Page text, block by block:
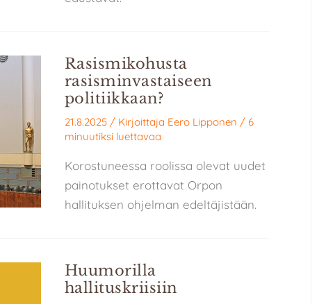
Rasismikohusta
rasisminvastaiseen
politiikkaan?
21.8.2025 / Kirjoittaja Eero Lipponen / 6
minuutiksi luettavaa
Korostuneessa roolissa olevat uudet
painotukset erottavat Orpon
hallituksen ohjelman edeltäjistään.
Huumorilla
hallituskriisiin